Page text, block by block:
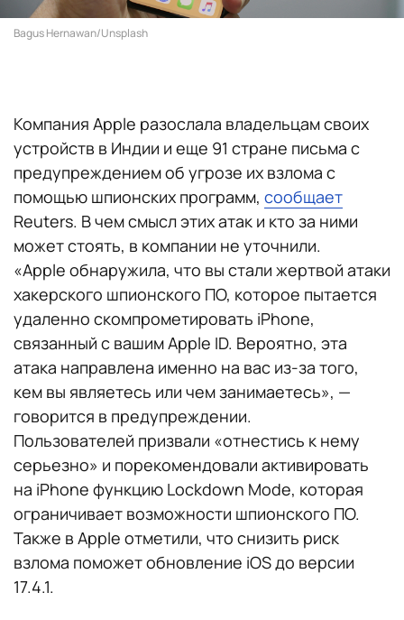
Bagus Hernawan/Unsplash
Компания Apple разослала владельцам своих
устройств в Индии и еще 91 стране письма с
предупреждением об угрозе их взлома с
помощью шпионских программ, сообщает
Reuters. В чем смысл этих атак и кто за ними
может стоять, в компании не уточнили.
«Apple обнаружила, что вы стали жертвой атаки
хакерского шпионского ПО, которое пытается
удаленно скомпрометировать iPhone,
связанный с вашим Apple ID. Вероятно, эта
атака направлена именно на вас из-за того,
кем вы являетесь или чем занимаетесь», —
говорится в предупреждении.
Пользователей призвали «отнестись к нему
серьезно» и порекомендовали активировать
на iPhone функцию Lockdown Mode, которая
ограничивает возможности шпионского ПО.
Также в Apple отметили, что снизить риск
взлома поможет обновление iOS до версии
17.4.1.